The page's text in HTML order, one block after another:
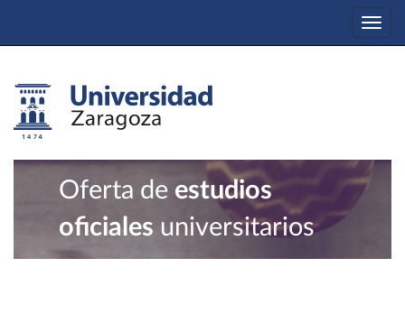
Oferta de estudios
oficiales universitarios